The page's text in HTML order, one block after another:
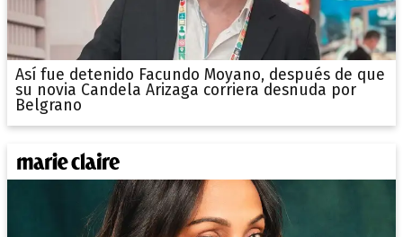
Así fue detenido Facundo Moyano, después de que
su novia Candela Arizaga corriera desnuda por
Belgrano